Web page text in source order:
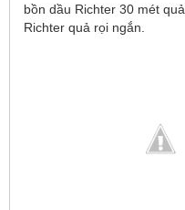
bồn dầu Richter 30 mét
Richter quả rọi ngắn.